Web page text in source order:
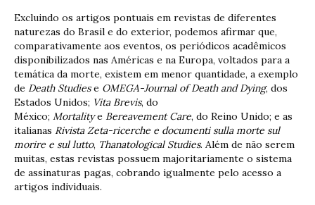
Excluindo os artigos pontuais em revistas de diferentes
naturezas do Brasil e do exterior, podemos afirmar que,
comparativamente aos eventos, os periódicos acadêmicos
disponibilizados nas Américas e na Europa, voltados para a
temática da morte, existem em menor quantidade, a exemplo
de Death Studiese OMEGA-Journal of Death and Dying, dos
Estados Unidos; Vita Brevis, do
México; Mortalitye Bereavement Care, do Reino Unido; e as
italianas RivistaZeta-ricerche e documenti sulla morte sul
morire e sul lutto, Thanatological Studies. Além de não serem
muitas, estas revistas possuem majoritariamente o sistema
de assinaturas pagas, cobrando igualmente pelo acesso a
artigos individuais.